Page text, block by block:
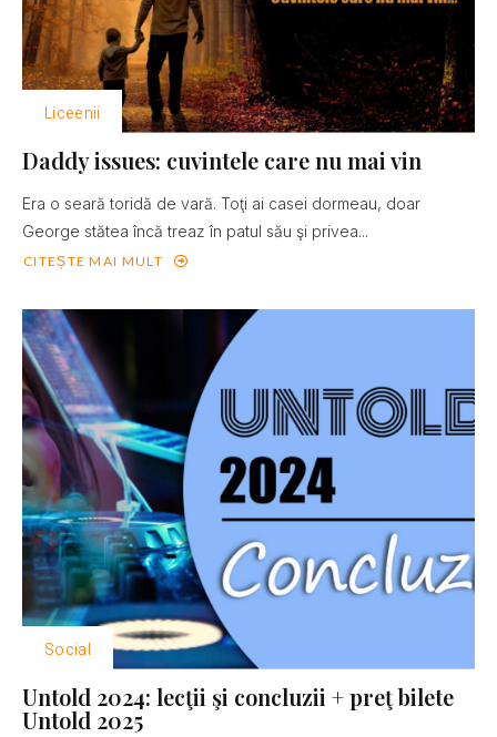
Liceenii
Daddy issues: cuvintele care nu mai vin
Era o seară toridă de vară. Toţi ai casei dormeau, doar
George stătea încă treaz în patul său şi privea...
CITEȘTE MAI MULT
Social
Untold 2024: lecţii şi concluzii + preţ bilete
Untold 2025